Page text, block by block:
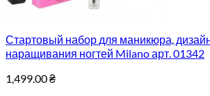
Стартовый набор для маникюра,
наращивания ногтей Milano арт. 01342
1,499.00₴